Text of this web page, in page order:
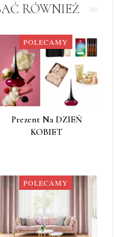
RÓWNIEŻ
POLECAMY
Prezent Na DZIEŃ
KOBIET
POLECAMY